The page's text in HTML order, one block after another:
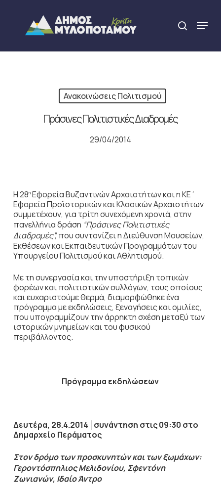
content
search
Menu
Ανακοινώσεις Πολιτισμού
Πράσινες Πολιτιστικές Διαδρομές
29/04/2014
H 28ηΕφορεία Βυζαντινών Αρχαιοτήτων και η ΚΕ΄
Εφορεία Προϊστορικών και Κλασικών Αρχαιοτήτων
συμμετέχουν, για τρίτη συνεχόμενη χρονιά, στην
πανελλήνια δράση “Πράσινες Πολιτιστικές
Διαδρομές”,που συντονίζει η Διεύθυνση Μουσείων,
Εκθέσεων και Εκπαιδευτικών Προγραμμάτων του
Υπουργείου Πολιτισμού και Αθλητισμού.
Με τη συνεργασία και την υποστήριξη τοπικών
φορέων και πολιτιστικών συλλόγων, τους οποίους
και ευχαριστούμε θερμά, διαμορφώθηκε ένα
πρόγραμμα με εκδηλώσεις, ξεναγήσεις και ομιλίες,
που υπογραμμίζουν την άρρηκτη σχέση μεταξύ των
ιστορικών μνημείων και του φυσικού
περιβάλλοντος.
Πρόγραμμα εκδηλώσεων
Δευτέρα, 28.4.2014 συνάντηση στις 09:30 στο
Δημαρχείο Περάματος
Στον δρόμο των προσκυνητών και των ξωμάχων:
Γεροντόσπηλιος Μελιδονίου, Σφεντόνη
Ζωνιανών, Ιδαίο Άντρο
Close